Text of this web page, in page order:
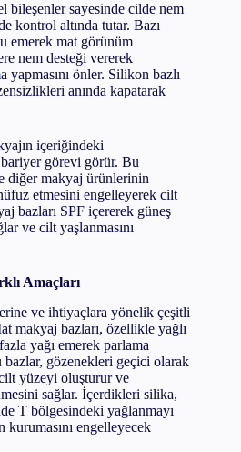
bileşenler sayesinde cilde nem
kontrol altında tutar. Bazı
emerek mat görünüm
nem desteği vererek
önler. Silikon bazlı
anında kapatarak
içeriğindeki
görevi görür. Bu
diğer makyaj ürünlerinin
etmesini engelleyerek cilt
bazları SPF içererek güneş
ve cilt yaşlanmasını
Amaçları
ve ihtiyaçlara yönelik çeşitli
makyaj bazları, özellikle yağlı
yağı emerek parlama
bazlar, gözenekleri geçici olarak
yüzeyi oluşturur ve
sağlar. İçerdikleri silika,
T bölgesindeki yağlanmayı
engelleyecek